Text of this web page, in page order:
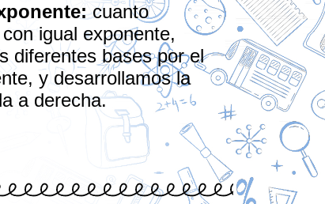
cuanto
igual exponente,
diferentes bases por el
y desarrollamos la
a derecha.